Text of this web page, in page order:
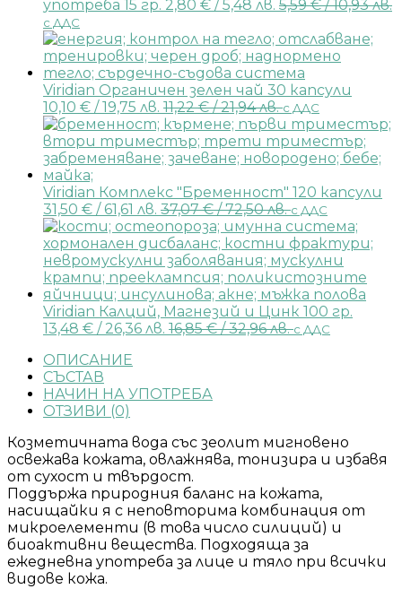
употреба 15 гр. 2,80 € / 5,48 лв. 5,59€/ 10,93 лв.
с ДДС
Viridian Органичен зелен чай 30 капсули
10,10 € / 19,75 лв. 11,22€/ 21,94 лв.с ДДС
Viridian Комплекс "Бременност" 120 капсули
31,50 € / 61,61 лв. 37,07€/ 72,50 лв.с ДДС
Viridian Калций, Магнезий и Цинк 100 гр.
13,48 € / 26,36 лв. 16,85€/ 32,96 лв.с ДДС
ОПИСАНИЕ
СЪСТАВ
НАЧИН НА УПОТРЕБА
ОТЗИВИ (0)
Козметичната вода със зеолит мигновено
освежава кожата, овлажнява, тонизира и избавя
от сухост и твърдост.
Поддържа природния баланс на кожата,
насищайки я с неповторима комбинация от
микроелементи (в това число силиций) и
биоактивни вещества. Подходяща за
ежедневна употреба за лице и тяло при всички
видове кожа.